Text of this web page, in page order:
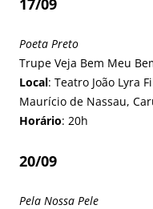
Poeta Preto
Trupe Veja Bem Meu
Local: Teatro João Lyra
Maurício de Nassau,
Horário: 20h
20/09
Pela Nossa Pele